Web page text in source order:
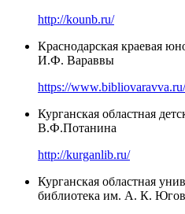
http://kounb.ru/
Краснодарская краевая
И.Ф. Вараввы
https://www.bibliovaravva.ru/
Курганская областная
В.Ф.Потанина
http://kurganlib.ru/
Курганская областная
библиотека им. А. К.